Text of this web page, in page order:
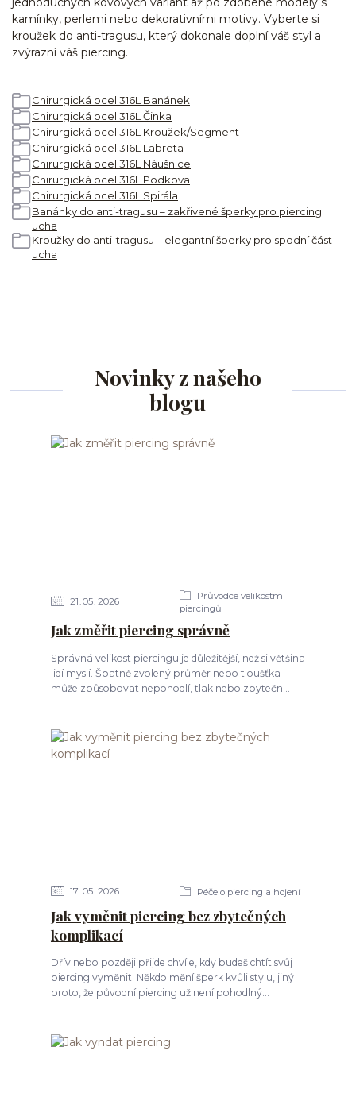
kamínky, perlemi nebo dekorativními motivy. Vyberte si
kroužek do anti-tragusu, který dokonale doplní váš styl a
zvýrazní váš piercing.
Chirurgická ocel 316L Banánek
Chirurgická ocel 316L Činka
Chirurgická ocel 316L Kroužek/Segment
Chirurgická ocel 316L Labreta
Chirurgická ocel 316L Náušnice
Chirurgická ocel 316L Podkova
Chirurgická ocel 316L Spirála
Banánky do anti-tragusu – zakřivené šperky pro piercing
ucha
Kroužky do anti-tragusu – elegantní šperky pro spodní část
ucha
Novinky z našeho
blogu
21 05 2026
Průvodce velikostmi
piercingů
Jak změřit piercing správně
Správná velikost piercingu je důležitější, než si většina
lidí myslí. Špatně zvolený průměr nebo tloušťka
může způsobovat nepohodlí, tlak nebo zbytečn...
17 05 2026 Péče o piercing a hojení
Jak vyměnit piercing bez zbytečných
komplikací
Dřív nebo později přijde chvíle, kdy budeš chtít svůj
piercing vyměnit. Někdo mění šperk kvůli stylu, jiný
proto, že původní piercing už není pohodlný...